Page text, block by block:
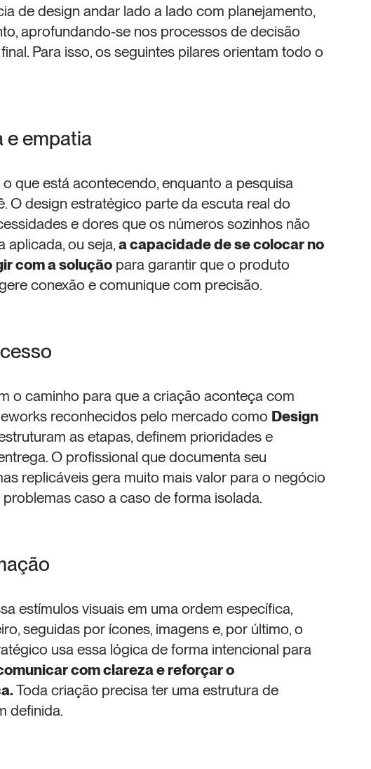
de design andar lado a lado com planejamento,
aprofundando-se nos processos de decisão
Para isso, os seguintes pilares orientam todo o
e empatia
que está acontecendo, enquanto a pesquisa
O design estratégico parte da escuta real do
e dores que os números sozinhos não
aplicada, ou seja, a capacidade de se colocar no
com a solução para garantir que o produto
conexão e comunique com precisão.
o caminho para que a criação aconteça com
reconhecidos pelo mercado como Design
as etapas, definem prioridades e
O profissional que documenta seu
replicáveis gera muito mais valor para o negócio
caso a caso de forma isolada.
estímulos visuais em uma ordem específica,
seguidas por ícones, imagens e, por último, o
com clareza e reforçar o
Toda criação precisa ter uma estrutura de
definida.